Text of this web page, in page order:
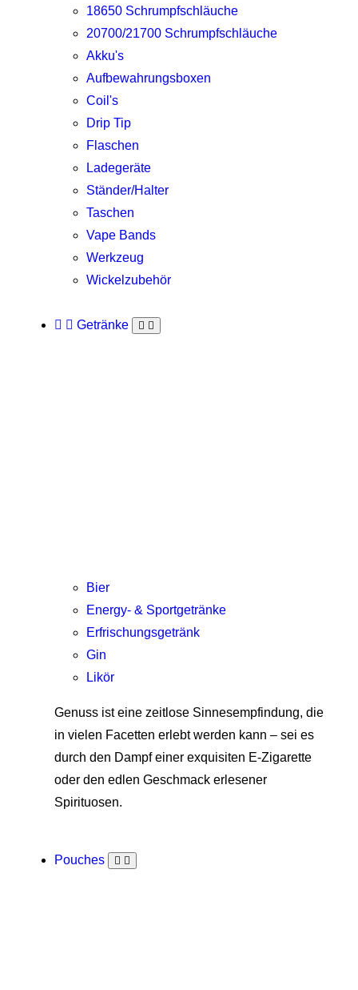
18650 Schrumpfschläuche
20700/21700 Schrumpfschläuche
Akku's
Aufbewahrungsboxen
Coil's
Drip Tip
Flaschen
Ladegeräte
Ständer/Halter
Taschen
Vape Bands
Werkzeug
Wickelzubehör
Getränke
Bier
Energy- & Sportgetränke
Erfrischungsgetränk
Gin
Likör
Genuss ist eine zeitlose Sinnesempfindung, die
in vielen Facetten erlebt werden kann – sei es
durch den Dampf einer exquisiten E-Zigarette
oder den edlen Geschmack erlesener
Spirituosen.
Pouches